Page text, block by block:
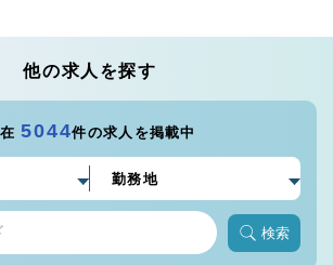
他の求人を探す
5044件の求人を掲載中
検索